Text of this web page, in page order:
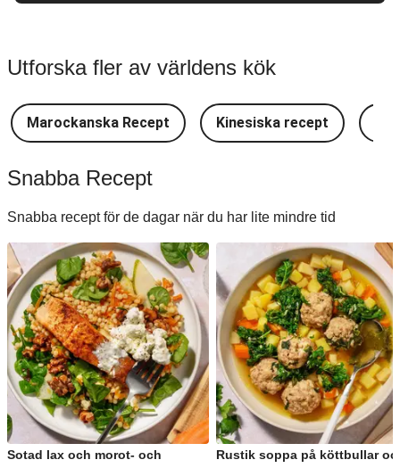
Utforska fler av världens kök
Marockanska Recept Kinesiska recept
Snabba Recept
Snabba recept för de dagar när du har lite mindre tid
Sotad lax och morot- och
Rustik soppa på köttbullar